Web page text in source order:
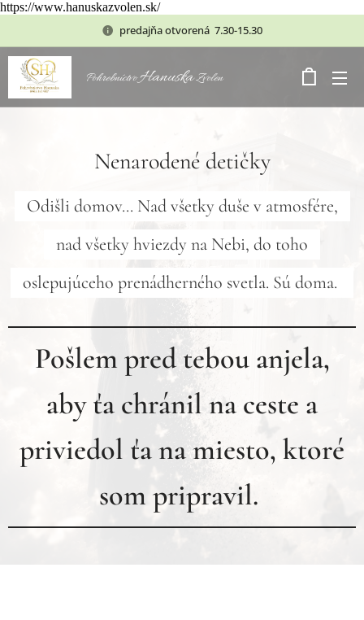
https://www.hanuskazvolen.sk/
predajňa otvorená 7.30-15.30
PohrebníctvoHanuskaZvolen
Nenarodené detičky
Odišli domov... Nad všetky duše v atmosfére,
nad všetky hviezdy na Nebi, do toho
oslepujúceho prenádherného svetla. Sú doma.
Pošlem pred tebou anjela,
aby ťa chránil na ceste a
priviedol ťa na miesto, ktoré
som pripravil.